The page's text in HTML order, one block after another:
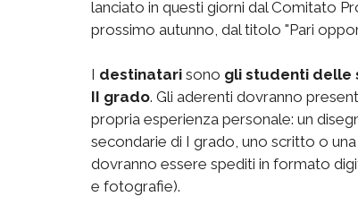
lanciato in questi giorni dal Comitato
prossimo autunno, dal titolo "Pari
I destinatari sono gli studenti delle
II grado. Gli aderenti dovranno
propria esperienza personale: un
secondarie di I grado, uno scritto o
dovranno essere spediti in formato
e fotografie).